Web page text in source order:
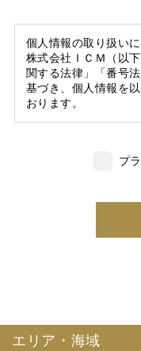
個人情報の取り扱い
株式会社ＩＣＭ（以
関する法律」「番号
基づき、個人情報を
おります。
いただいた個人情報
(3) 当社は、当社で
び当社が支払調書等
います。）は、お客
だいた個人情報につ
プ
エリア・海域